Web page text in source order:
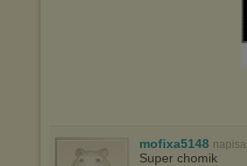
mofixa5148
Super chomik